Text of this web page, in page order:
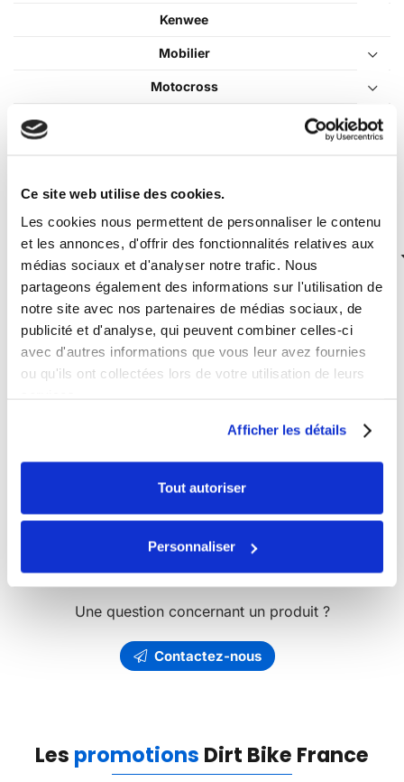
Ce site web utilise des cookies.
Les cookies nous permettent de personnaliser le contenu
et les annonces, d'offrir des fonctionnalités relatives aux
médias sociaux et d'analyser notre trafic. Nous
partageons également des informations sur l'utilisation de
notre site avec nos partenaires de médias sociaux, de
publicité et d'analyse, qui peuvent combiner celles-ci
avec d'autres informations que vous leur avez fournies
ou qu'ils ont collectées lors de votre utilisation de leurs
Afficher les détails
Tout autoriser
Personnaliser
Kenwee
Mobilier
Motocross
Quad / Pocket Quad
Véhicules Électriques
Filtrer 0€ —
Bike France
Découvrez l’ensemble des produits et articlesDirt Bike
de notre catalogue.
Vous avez besoin de pièces détachées ?Dirt Bike
vous propose l’un des plus riches catalogue de
pièces détachées en ligne.
Une question concernant un produit ?
Contactez-nous
Les promotions Dirt Bike France